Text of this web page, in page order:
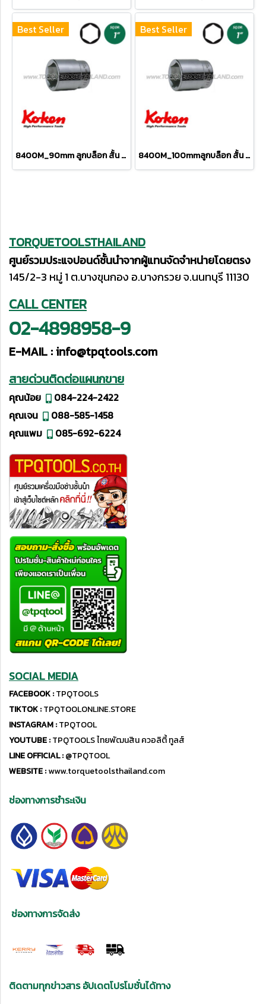
Best Seller
8400M_90mm ลูกบล็อก สั้น 6P (SQ.DR 1") Hand Sockets
Best Seller
8400M_100mmลูกบล็อก สั้น 6P (SQ.DR 1") Hand Sockets
TORQUETOOLSTHAILAND
ศูนย์รวมประแจปอนด์ชั้นนำจากผู้แทนจัดจำหน่ายโดยตรง
145/2-3 หมู่ 1 ต.บางขุนกอง อ.บางกรวย จ.นนทบุรี 11130
CALL CENTER
02-4898958-9
E-MAIL :info@tpqtools.com
สายด่วนติดต่อแผนกขาย
คุณน้อย
084-224-2422
คุณเจน
088-585-1458
คุณแพม
085-692-6224
SOCIAL MEDIA
FACEBOOK :TPQTOOLS
TIKTOK :TPQTOOLONLINE.STORE
INSTAGRAM :TPQTOOL
YOUTUBE :TPQTOOLS ไทยพัฒนสิน ควอลิตี้ ทูลส์
LINE OFFICIAL :@TPQTOOL
WEBSITE :www.torquetoolsthailand.com
ช่องทางการชำระเงิน
ช่องทางการจัดส่ง
ติดตามทุกข่าวสาร อัปเดตโปรโมชั่นได้ทาง